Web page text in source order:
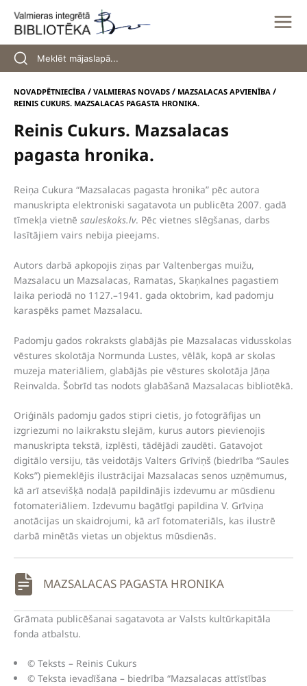
content
NOVADPĒTNIECĪBA / VALMIERAS NOVADS / MAZSALACAS APVIENĪBA /
REINIS CUKURS. MAZSALACAS PAGASTA HRONIKA.
Reinis Cukurs. Mazsalacas
pagasta hronika.
Reiņa Cukura “Mazsalacas pagasta hronika” pēc autora
manuskripta elektroniski sagatavota un publicēta 2007. gadā
tīmekļa vietnē sauleskoks.lv. Pēc vietnes slēgšanas, darbs
lasītājiem vairs nebija pieejams.
Autors darbā apkopojis ziņas par Valtenbergas muižu,
Mazsalacu un Mazsalacas, Ramatas, Skaņkalnes pagastiem
laika periodā no 1127.–1941. gada oktobrim, kad padomju
karaspēks pamet Mazsalacu.
Padomju gados rokraksts glabājās pie Mazsalacas vidusskolas
vēstures skolotāja Normunda Lustes, vēlāk, kopā ar skolas
muzeja materiāliem, glabājās pie vēstures skolotāja Jāņa
Reinvalda. Šobrīd tas nodots glabāšanā Mazsalacas bibliotēkā.
Oriģināls padomju gados stipri cietis, jo fotogrāfijas un
izgriezumi no laikrakstu slejām, kurus autors pievienojis
manuskripta tekstā, izplēsti, tādējādi zaudēti. Gatavojot
digitālo versiju, tās veidotājs Valters Grīviņš (biedrība “Saules
Koks”) piemeklējis ilustrācijai Mazsalacas senos uzņēmumus,
kā arī atsevišķā nodaļā papildinājis izdevumu ar mūsdienu
fotomateriāliem. Izdevumu bagātīgi papildina V. Grīviņa
anotācijas un skaidrojumi, kā arī fotomateriāls, kas ilustrē
darbā minētās vietas un objektus mūsdienās.
MAZSALACAS PAGASTA HRONIKA
Grāmata publicēšanai sagatavota ar Valsts kultūrkapitāla
fonda atbalstu.
© Teksts – Reinis Cukurs
© Teksta ievadīšana – biedrība “Mazsalacas attīstības